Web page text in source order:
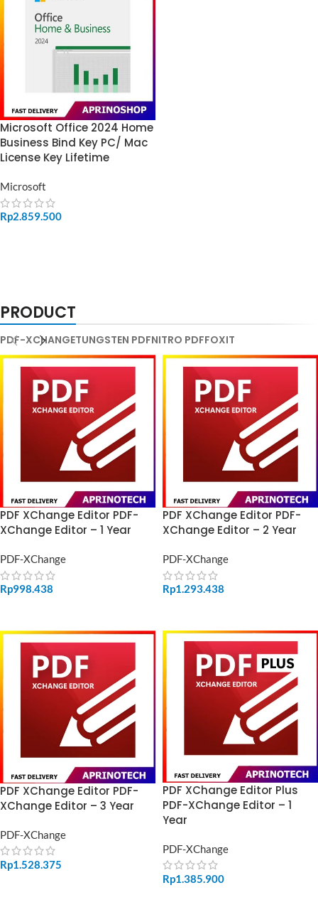
Microsoft Office 2024 Home
Business Bind Key PC/ Mac
License Key Lifetime
Microsoft
Rp2.859.500
PRODUCT
PDF-XCHANGETUNGSTEN PDFNITRO PDFFOXIT
PDF XChange Editor PDF-
XChange Editor – 1 Year
PDF-XChange
Rp998.438
PDF XChange Editor PDF-
XChange Editor – 2 Year
PDF-XChange
Rp1.293.438
PDF XChange Editor PDF-
XChange Editor – 3 Year
PDF-XChange
Rp1.528.375
PDF XChange Editor Plus
PDF-XChange Editor – 1
Year
PDF-XChange
Rp1.385.900